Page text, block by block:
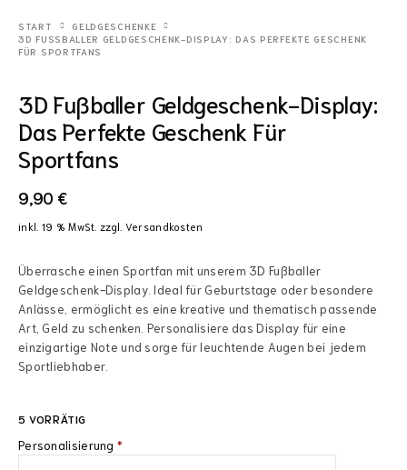
START
GELDGESCHENKE
3D FUSSBALLER GELDGESCHENK-DISPLAY: DAS PERFEKTE GESCHENK F
ÜR SPORTFANS
3D Fußballer Geldgeschenk-Display:
Das Perfekte Geschenk Für
Sportfans
9,90 €
Überrasche einen Sportfan mit unserem 3D Fußballer
Geldgeschenk-Display. Ideal für Geburtstage oder besondere
Anlässe, ermöglicht es eine kreative und thematisch passende
Art, Geld zu schenken. Personalisiere das Display für eine
einzigartige Note und sorge für leuchtende Augen bei jedem
Sportliebhaber.
5 VORRÄTIG
Personalisierung *
inkl. 19 % MwSt. zzgl. Versandkosten